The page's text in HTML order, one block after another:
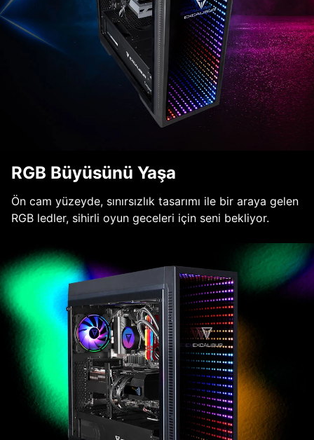
RGB Büyüsünü Yaşa
Ön cam yüzeyde, sınırsızlık tasarımı ile bir araya gelen
RGB ledler, sihirli oyun geceleri için seni bekliyor.